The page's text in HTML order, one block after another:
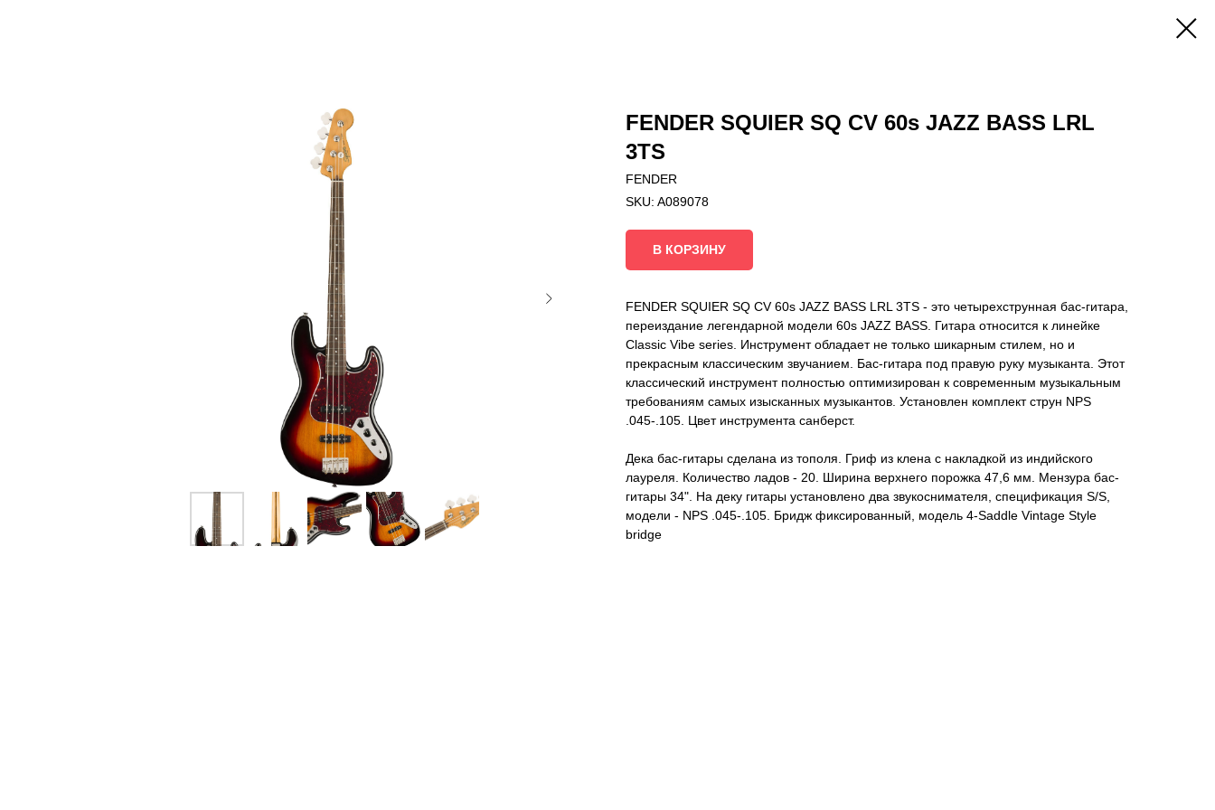
FENDER SQUIER SQ CV 60s JAZZ BASS LRL
3TS
FENDER
SKU: A089078
В КОРЗИНУ
FENDER SQUIER SQ CV 60s JAZZ BASS LRL 3TS - это четырехструнная бас-гитара,
переиздание легендарной модели 60s JAZZ BASS. Гитара относится к линейке
Classic Vibe series. Инструмент обладает не только шикарным стилем, но и
прекрасным классическим звучанием. Бас-гитара под правую руку музыканта. Этот
классический инструмент полностью оптимизирован к современным музыкальным
требованиям самых изысканных музыкантов. Установлен комплект струн NPS
.045-.105. Цвет инструмента санберст.
Дека бас-гитары сделана из тополя. Гриф из клена с накладкой из индийского
лауреля. Количество ладов - 20. Ширина верхнего порожка 47,6 мм. Мензура бас-
гитары 34". На деку гитары установлено два звукоснимателя, спецификация S/S,
модели - NPS .045-.105. Бридж фиксированный, модель 4-Saddle Vintage Style
bridge